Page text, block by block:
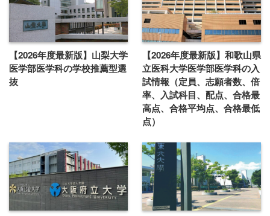
【2026年度最新版】山梨大学
医学部医学科の学校推薦型選
抜
【2026年度最新版】和歌山県
立医科大学医学部医学科の入
試情報（定員、志願者数、倍
率、入試科目、配点、合格最
高点、合格平均点、合格最低
点）